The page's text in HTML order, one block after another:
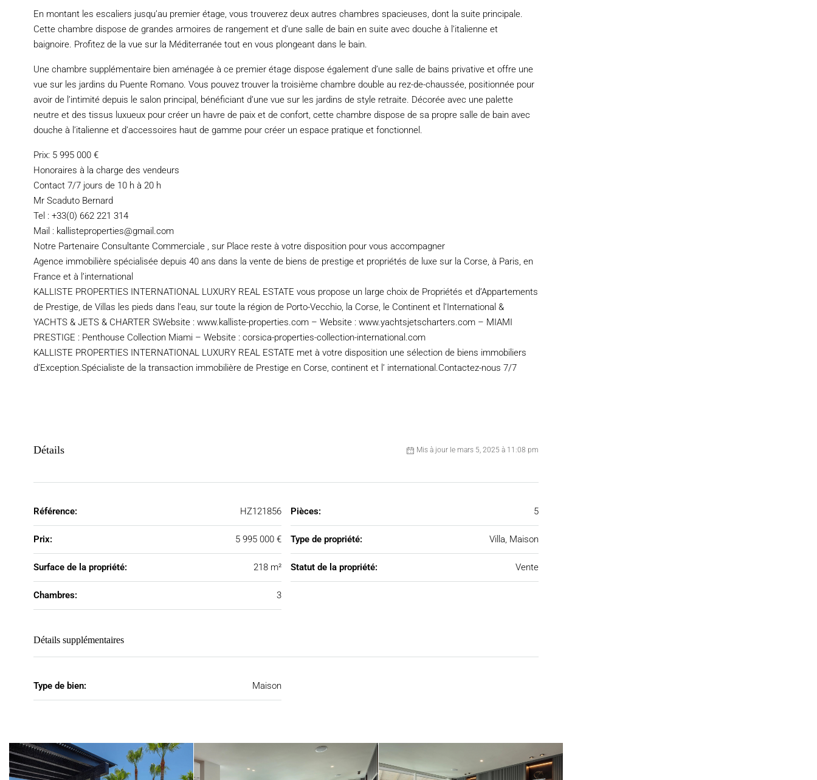
En montant les escaliers jusqu’au premier étage, vous trouverez deux autres chambres spacieuses, dont la suite principale.
Cette chambre dispose de grandes armoires de rangement et d’une salle de bain en suite avec douche à l’italienne et
baignoire. Profitez de la vue sur la Méditerranée tout en vous plongeant dans le bain.
Une chambre supplémentaire bien aménagée à ce premier étage dispose également d’une salle de bains privative et offre une
vue sur les jardins du Puente Romano. Vous pouvez trouver la troisième chambre double au rez-de-chaussée, positionnée pour
avoir de l’intimité depuis le salon principal, bénéficiant d’une vue sur les jardins de style retraite. Décorée avec une palette
neutre et des tissus luxueux pour créer un havre de paix et de confort, cette chambre dispose de sa propre salle de bain avec
douche à l’italienne et d’accessoires haut de gamme pour créer un espace pratique et fonctionnel.
Prix: 5 995 000 €
Honoraires à la charge des vendeurs
Contact 7/7 jours de 10 h à 20 h
Mr Scaduto Bernard
Tel : +33(0) 662 221 314
Mail : kallisteproperties@gmail.com
Notre Partenaire Consultante Commerciale , sur Place reste à votre disposition pour vous accompagner
Agence immobilière spécialisée depuis 40 ans dans la vente de biens de prestige et propriétés de luxe sur la Corse, à Paris, en
France et à l’international
KALLISTE PROPERTIES INTERNATIONAL LUXURY REAL ESTATE vous propose un large choix de Propriétés et d’Appartements
de Prestige, de Villas les pieds dans l’eau, sur toute la région de Porto-Vecchio, la Corse, le Continent et l’International &
YACHTS & JETS & CHARTER SWebsite : www.kalliste-properties.com – Website : www.yachtsjetscharters.com – MIAMI
PRESTIGE : Penthouse Collection Miami – Website : corsica-properties-collection-international.com
KALLISTE PROPERTIES INTERNATIONAL LUXURY REAL ESTATE met à votre disposition une sélection de biens immobiliers
d’Exception.Spécialiste de la transaction immobilière de Prestige en Corse, continent et l’ international.Contactez-nous 7/7
Détails Mis à jour le mars 5, 2025 à 11:08 pm
Référence: HZ121856
Prix: 5 995 000 €
Surface de la propriété: 218 m²
Chambres: 3
Pièces: 5
Type de propriété: Villa, Maison
Statut de la propriété: Vente
Détails supplémentaires
Type de bien: Maison